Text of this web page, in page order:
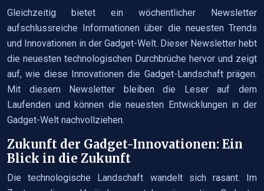
Gleichzeitig bietet ein wöchentlicher Newsletter
aufschlussreiche Informationen über die neuesten Trends
und Innovationen in der Gadget-Welt. Dieser Newsletter hebt
die neuesten technologischen Durchbrüche hervor und zeigt
auf, wie diese Innovationen die Gadget-Landschaft prägen.
Mit diesem Newsletter bleiben die Leser auf dem
Laufenden und können die neuesten Entwicklungen in der
Gadget-Welt nachvollziehen.
Zukunft der Gadget-Innovationen: Ein
Blick in die Zukunft
Die technologische Landschaft wandelt sich rasant. Im